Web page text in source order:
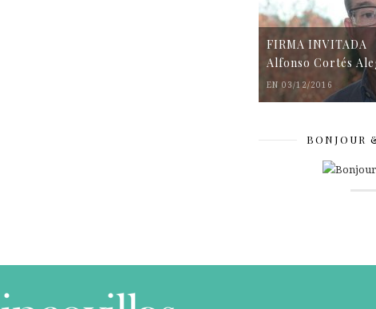
FIRMA INVITADA
Alfonso Cortés
EN 03/12/2016
BONJOUR